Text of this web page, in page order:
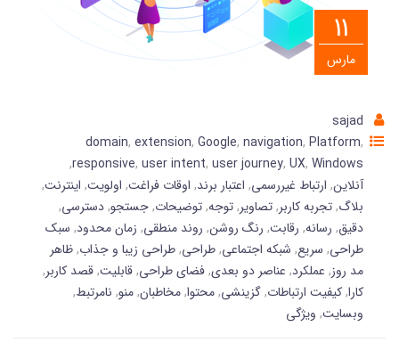
11
مارس
sajad
domain, extension, Google, navigation, Platform,
responsive, user intent, user journey, UX, Windows
,
آنلاین, ارتباط غیررسمی, اعتبار برند, اوقات فراغت, اولویت, اینترنت,
بلاگ,تجربه کاربر,تصاویر,توجه,توضیحات,جستجو,دسترسی,
دقیق, رسانه, رقابت, رنگ روشن, روند منطقی, زمان محدود, سبک
طراحی, سریع, شبکه اجتماعی,طراحی,طراحی زیبا و جذاب,ظاهر
مد روز, عملکرد, عناصر دو بعدی,فضای طراحی,قابلیت,قصد کاربر,
کارا,کیفیت ارتباطات,گزینشی,محتوا,مخاطبان,منو, نامرتبط,
وبسایت, ویژگی